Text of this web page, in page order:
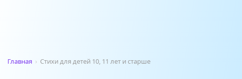
Главная › Стихи для детей 10, 11 лет и старше